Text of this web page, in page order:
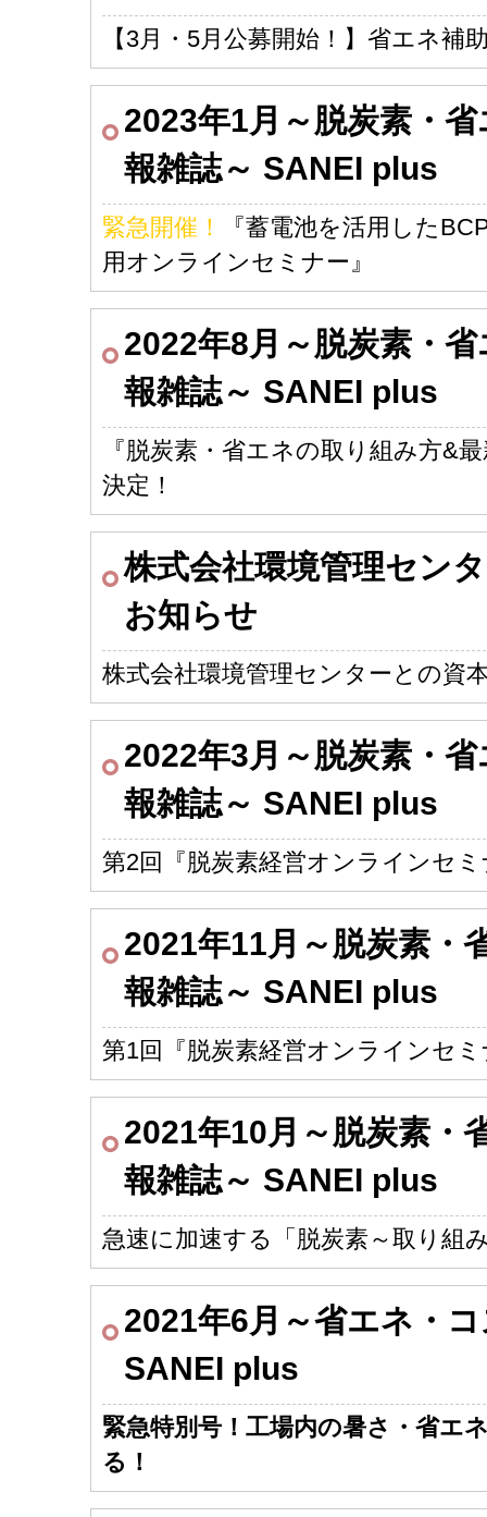
【3月・5月公募開始！】省エネ補
2023年1月～脱炭素・
報雑誌～ SANEI plus
緊急開催！
『蓄電池を活用した
用オンラインセミナー』
2022年8月～脱炭素・
報雑誌～ SANEI plus
『脱炭素・省エネの取り組み方&
決定！
株式会社環境管理セン
お知らせ
株式会社環境管理センターとの資
2022年3月～脱炭素・
報雑誌～ SANEI plus
第2回『脱炭素経営オンラインセ
2021年11月～脱炭素・
報雑誌～ SANEI plus
第1回『脱炭素経営オンラインセ
2021年10月～脱炭素・
報雑誌～ SANEI plus
急速に加速する「脱炭素～取り組
2021年6月～省エネ・
SANEI plus
緊急特別号！ 工場内の暑さ・省エ
る！